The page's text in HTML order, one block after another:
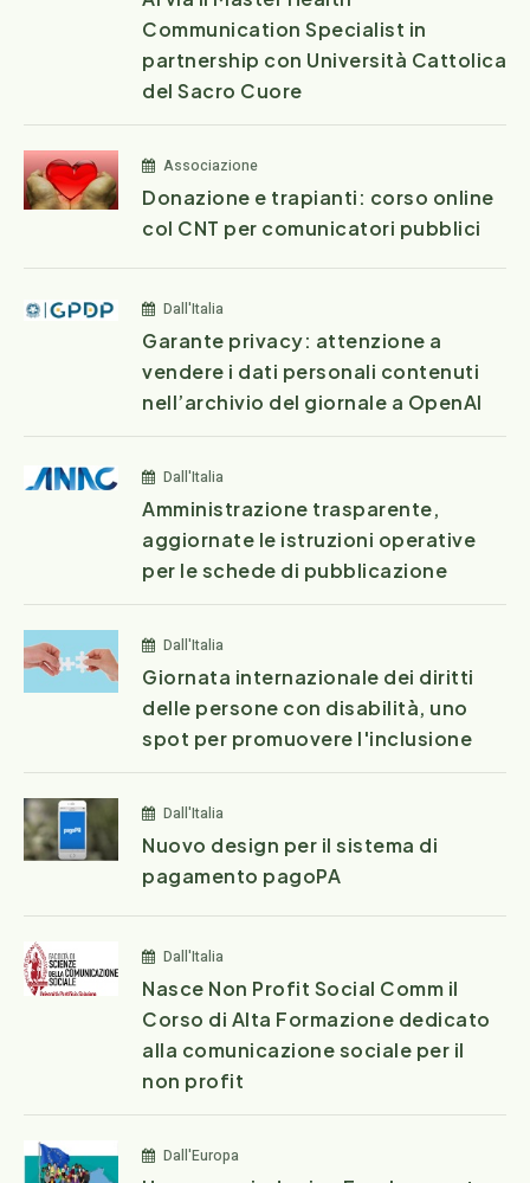
Communication Specialist in
partnership con Università Cattolica
del Sacro Cuore
Associazione
Donazione e trapianti: corso online
col CNT per comunicatori pubblici
Dall'Italia
Garante privacy: attenzione a
vendere i dati personali contenuti
nell’archivio del giornale a OpenAI
Dall'Italia
Amministrazione trasparente,
aggiornate le istruzioni operative
per le schede di pubblicazione
Dall'Italia
Giornata internazionale dei diritti
delle persone con disabilità, uno
spot per promuovere l'inclusione
Dall'Italia
Nuovo design per il sistema di
pagamento pagoPA
Dall'Italia
Nasce Non Profit Social Comm il
Corso di Alta Formazione dedicato
alla comunicazione sociale per il
non profit
Dall'Europa